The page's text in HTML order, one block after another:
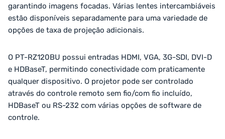
garantindo imagens focadas. Várias lentes intercambiáveis
​​estão disponíveis separadamente para uma variedade de
opções de taxa de projeção adicionais.
O PT-RZ120BU possui entradas HDMI, VGA, 3G-SDI, DVI-D
e HDBaseT, permitindo conectividade com praticamente
qualquer dispositivo. O projetor pode ser controlado
através do controle remoto sem fio/com fio incluído,
HDBaseT ou RS-232 com várias opções de software de
controle.